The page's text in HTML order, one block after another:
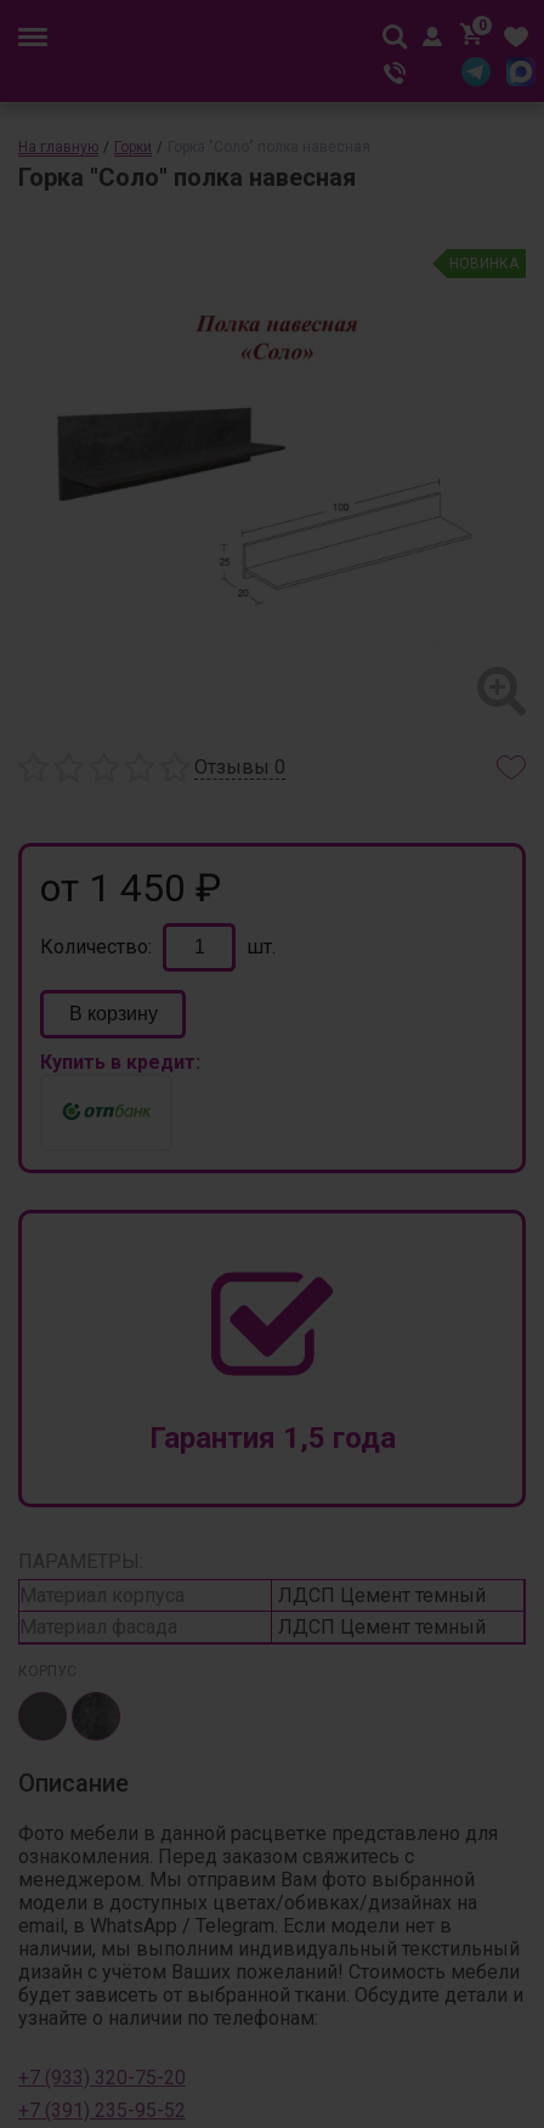
0
На главную / Горки /
Горка "Соло" полка навесная
НОВИНКА
Отзывы 0
от 1 450 ₽
Количество: шт.
В корзину
Купить в кредит:
Гарантия 1,5 года
ПАРАМЕТРЫ:
Материал корпуса
ЛДСП Цемент темный
Материал фасада
ЛДСП Цемент темный
КОРПУС
Описание
Фото мебели в данной расцветке представлено для
ознакомления. Перед заказом свяжитесь с
менеджером. Мы отправим Вам фото выбранной
модели в доступных цветах/обивках/дизайнах на
email, в WhatsApp / Telegram. Если модели нет в
наличии, мы выполним индивидуальный текстильный
дизайн с учётом Ваших пожеланий! Стоимость мебели
будет зависеть от выбранной ткани. Обсудите детали и
узнайте о наличии по телефонам:
+7 (933) 320-75-20
+7 (391) 235-95-52